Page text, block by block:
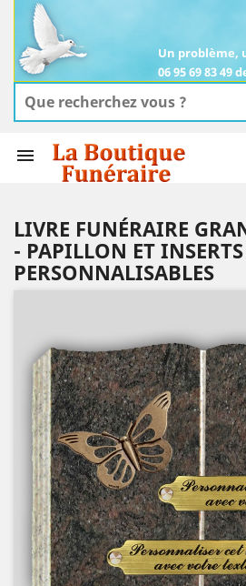
Un problème,
06 95 69 83 49

LIVRE FUNÉRAIRE
- PAPILLON ET INSERTS
PERSONNALISABLES